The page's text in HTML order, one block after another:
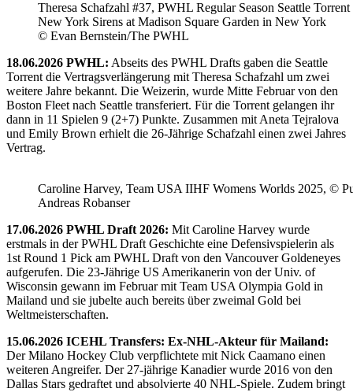
Theresa Schafzahl #37, PWHL Regular Season Seattle Torrent
New York Sirens at Madison Square Garden in New York
© Evan Bernstein/The PWHL
18.06.2026 PWHL: Abseits des PWHL Drafts gaben die Seattle
Torrent die Vertragsverlängerung mit Theresa Schafzahl um zwei
weitere Jahre bekannt. Die Weizerin, wurde Mitte Februar von den
Boston Fleet nach Seattle transferiert. Für die Torrent gelangen ihr
dann in 11 Spielen 9 (2+7) Punkte. Zusammen mit Aneta Tejralova
und Emily Brown erhielt die 26-Jährige Schafzahl einen zwei Jahres
Vertrag.
Caroline Harvey, Team USA IIHF Womens Worlds 2025, ©
Andreas Robanser
17.06.2026 PWHL Draft 2026: Mit Caroline Harvey wurde
erstmals in der PWHL Draft Geschichte eine Defensivspielerin als
1st Round 1 Pick am PWHL Draft von den Vancouver Goldeneyes
aufgerufen. Die 23-Jährige US Amerikanerin von der Univ. of
Wisconsin gewann im Februar mit Team USA Olympia Gold in
Mailand und sie jubelte auch bereits über zweimal Gold bei
Weltmeisterschaften.
15.06.2026 ICEHL Transfers: Ex-NHL-Akteur für Mailand:
Der Milano Hockey Club verpflichtete mit Nick Caamano einen
weiteren Angreifer. Der 27-jährige Kanadier wurde 2016 von den
Dallas Stars gedraftet und absolvierte 40 NHL-Spiele. Zudem bringt